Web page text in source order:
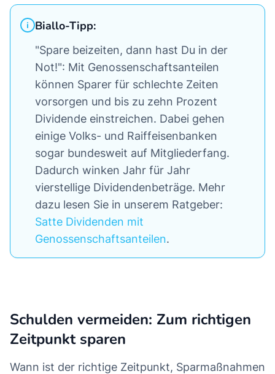
Biallo-Tipp:
"Spare beizeiten, dann hast Du in der
Not!": Mit Genossenschaftsanteilen
können Sparer für schlechte Zeiten
vorsorgen und bis zu zehn Prozent
Dividende einstreichen. Dabei gehen
einige Volks- und Raiffeisenbanken
sogar bundesweit auf Mitgliederfang.
Dadurch winken Jahr für Jahr
vierstellige Dividendenbeträge. Mehr
dazu lesen Sie in unserem Ratgeber:
Satte Dividenden mit
Genossenschaftsanteilen.
Schulden vermeiden: Zum richtigen
Zeitpunkt sparen
Wann ist der richtige Zeitpunkt, Sparmaßnahmen